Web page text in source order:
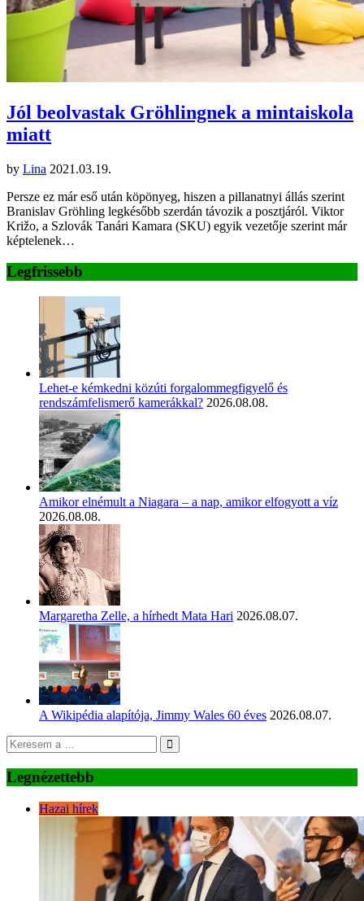
Jól beolvastak Gröhlingnek a mintaiskola
miatt
by Lina 2021.03.19.
Persze ez már eső után köpönyeg, hiszen a pillanatnyi állás szerint
Branislav Gröhling legkésőbb szerdán távozik a posztjáról. Viktor
Križo, a Szlovák Tanári Kamara (SKU) egyik vezetője szerint már
képtelenek…
Legfrissebb
Lehet-e kémkedni közúti forgalommegfigyelő és
rendszámfelismerő kamerákkal? 2026.08.08.
Amikor elnémult a Niagara – a nap, amikor elfogyott a víz
2026.08.08.
Margaretha Zelle, a hírhedt Mata Hari 2026.08.07.
A Wikipédia alapítója, Jimmy Wales 60 éves 2026.08.07.
Legnézettebb
Hazai hírek